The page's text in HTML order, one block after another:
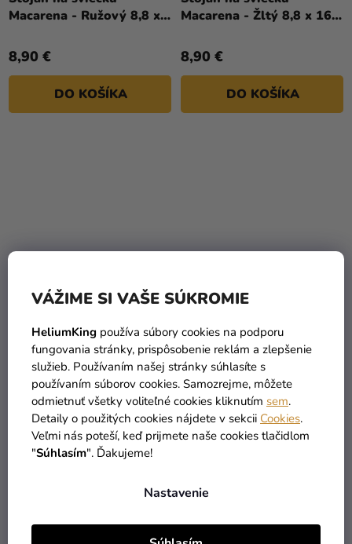
VÁŽIME SI VAŠE SÚKROMIE
HeliumKing používa súbory cookies na podporu
fungovania stránky, prispôsobenie reklám a zlepšenie
služieb. Používaním našej stránky súhlasíte s
používaním súborov cookies. Samozrejme, môžete
odmietnuť všetky voliteľné cookies kliknutím sem.
Detaily o použitých cookies nájdete v sekcii Cookies.
Veľmi nás poteší, keď prijmete naše cookies tlačidlom
"Súhlasím". Ďakujeme!
Nastavenie
Macarena - Ružový 8,8 x
8,90 €
DO KOŠÍKA
Macarena - Žltý 8,8 x 16,7
8,90 €
DO KOŠÍKA
Macarena - Transparent
8,8 x 16,7 cm
8,90 €
DO KOŠÍKA
dreveným podstavcom 7 x
8,6 cm
2,90 €
4,90 € (–40 %)
DO KOŠÍKA